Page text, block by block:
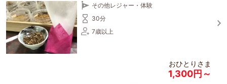
その他レジャー・体験
30分
7歳以上
おひとりさま
1,300円～